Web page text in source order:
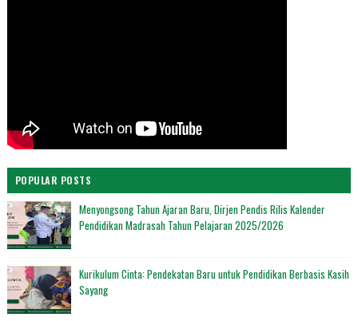
POPULAR POSTS
Menyongsong Tahun Ajaran Baru, Dirjen Pendis Rilis Kalender
Pendidikan Madrasah Tahun Pelajaran 2025/2026
Kurikulum Cinta: Pendekatan Baru untuk Pendidikan Berbasis Kasih
Sayang